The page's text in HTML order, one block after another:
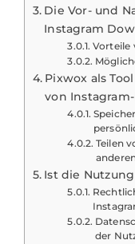
Die Vor- und
Instagram
Vorteile
Pixwox als
von
Teilen
Ist die
der